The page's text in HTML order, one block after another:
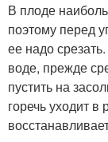
В плоде
поэтому перед
ее надо
воде, прежде
пустить на
горечь уходит в